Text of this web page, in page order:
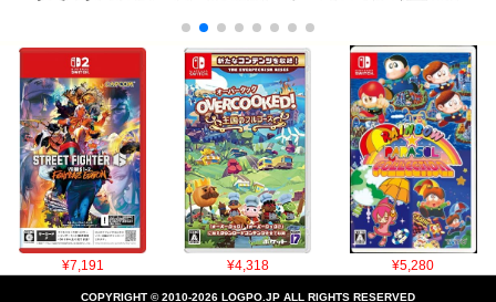
¥7,191 ¥4,318 ¥5,280
COPYRIGHT © 2010-2026 LOGPO.JP ALL RIGHTS RESERVED